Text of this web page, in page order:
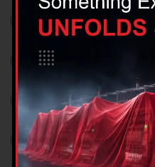
January 2022
December 2021
November 2021
October 2021